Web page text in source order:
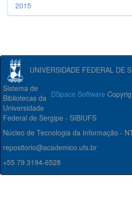
2015
UNIVERSIDADE FEDERAL DE
DSpace Software
Sistema de
Bibliotecas da
Universidade
Federal de Sergipe - SIBIUFS
Núcleo de Tecnologia da Informação -
repositorio@academico.ufs.br
+55 79 3194-6528